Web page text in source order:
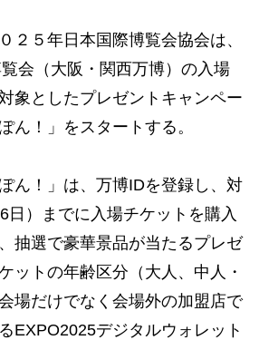
２５年日本国際博覧会協会は、
会（大阪・関西万博）の入場
象としたプレゼントキャンペー
ん！」をスタートする。
ん！」は、万博IDを登録し、対
日）までに入場チケットを購入
抽選で豪華景品が当たるプレゼ
ットの年齢区分（大人、中人・
場だけでなく会場外の加盟店で
EXPO2025デジタルウォレット